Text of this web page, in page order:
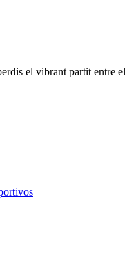
el vibrant partit entre